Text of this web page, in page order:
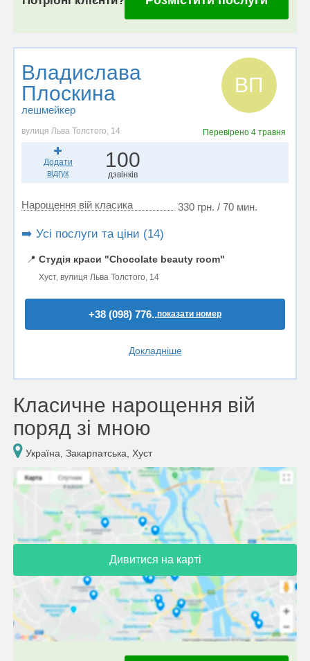
Владислава
Плоскина
лешмейкер
ВП
вулиця Льва Толстого, 14 Перевірено 4 травня
Додати
відгук
100
дзвінків
Нарощення вій класика 330 грн. / 70 мин.
➡️ Усі послуги та ціни (14)
📍 Студія краси "Chocolate beauty room"
Хуст, вулиця Льва Толстого, 14
+38 (098) 776..показати номер
Докладніше
Класичне нарощення вій
поряд зі мною
Україна, Закарпатська, Хуст
Дивитися на карті